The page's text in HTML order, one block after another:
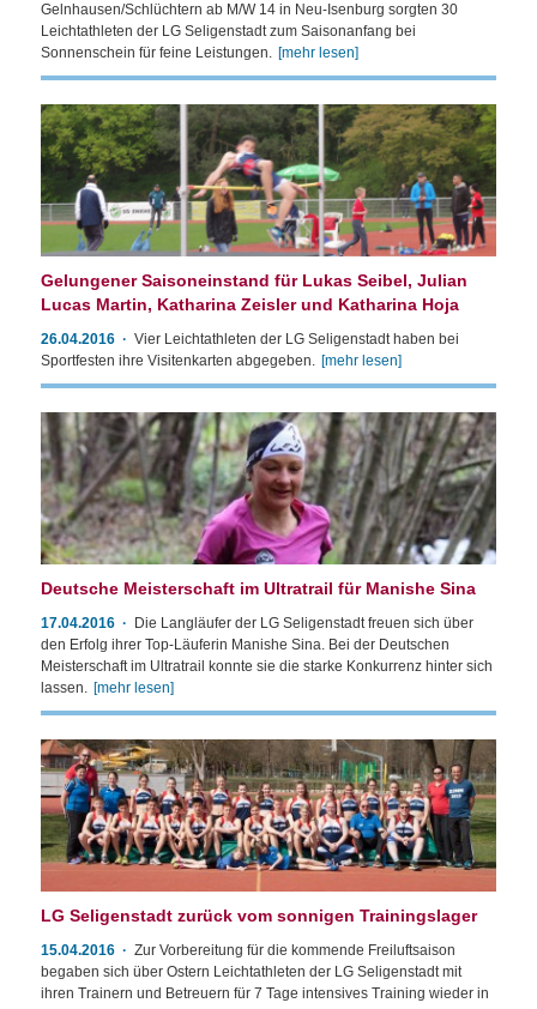
Gelnhausen/Schlüchtern ab M/W 14 in Neu-Isenburg sorgten 30
Leichtathleten der LG Seligenstadt zum Saisonanfang bei
Sonnenschein für feine Leistungen. [mehr lesen]
Gelungener Saisoneinstand für Lukas Seibel, Julian
Lucas Martin, Katharina Zeisler und Katharina Hoja
26.04.2016
Vier Leichtathleten der LG Seligenstadt haben bei
Sportfesten ihre Visitenkarten abgegeben. [mehr lesen]
Deutsche Meisterschaft im Ultratrail für Manishe Sina
17.04.2016
Die Langläufer der LG Seligenstadt freuen sich über
den Erfolg ihrer Top-Läuferin Manishe Sina. Bei der Deutschen
Meisterschaft im Ultratrail konnte sie die starke Konkurrenz hinter sich
lassen. [mehr lesen]
LG Seligenstadt zurück vom sonnigen Trainingslager
15.04.2016
Zur Vorbereitung für die kommende Freiluftsaison
begaben sich über Ostern Leichtathleten der LG Seligenstadt mit
ihren Trainern und Betreuern für 7 Tage intensives Training wieder in